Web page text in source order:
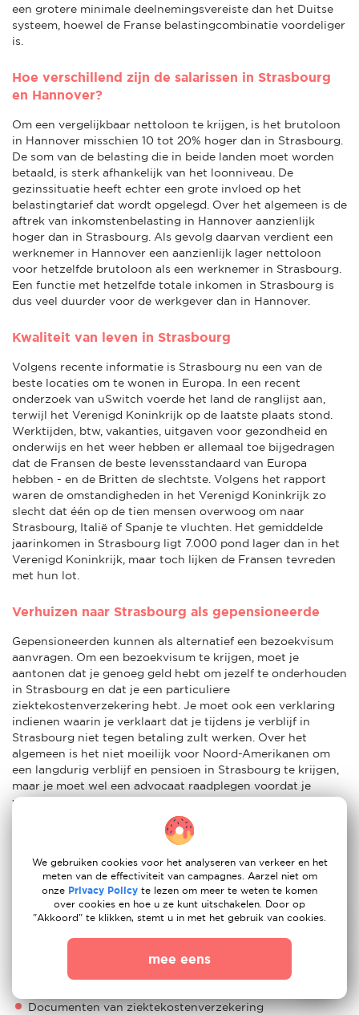
een grotere minimale deelnemingsvereiste dan het Duitse
systeem, hoewel de Franse belastingcombinatie voordeliger
is.
Hoe verschillend zijn de salarissen in Strasbourg
en Hannover?
Om een vergelijkbaar nettoloon te krijgen, is het brutoloon
in Hannover misschien 10 tot 20% hoger dan in Strasbourg.
De som van de belasting die in beide landen moet worden
betaald, is sterk afhankelijk van het loonniveau. De
gezinssituatie heeft echter een grote invloed op het
belastingtarief dat wordt opgelegd. Over het algemeen is de
aftrek van inkomstenbelasting in Hannover aanzienlijk
hoger dan in Strasbourg. Als gevolg daarvan verdient een
werknemer in Hannover een aanzienlijk lager nettoloon
voor hetzelfde brutoloon als een werknemer in Strasbourg.
Een functie met hetzelfde totale inkomen in Strasbourg is
dus veel duurder voor de werkgever dan in Hannover.
Kwaliteit van leven in Strasbourg
Volgens recente informatie is Strasbourg nu een van de
beste locaties om te wonen in Europa. In een recent
onderzoek van uSwitch voerde het land de ranglijst aan,
terwijl het Verenigd Koninkrijk op de laatste plaats stond.
Werktijden, btw, vakanties, uitgaven voor gezondheid en
onderwijs en het weer hebben er allemaal toe bijgedragen
dat de Fransen de beste levensstandaard van Europa
hebben - en de Britten de slechtste. Volgens het rapport
waren de omstandigheden in het Verenigd Koninkrijk zo
slecht dat één op de tien mensen overwoog om naar
Strasbourg, Italië of Spanje te vluchten. Het gemiddelde
jaarinkomen in Strasbourg ligt 7.000 pond lager dan in het
Verenigd Koninkrijk, maar toch lijken de Fransen tevreden
met hun lot.
Verhuizen naar Strasbourg als gepensioneerde
Gepensioneerden kunnen als alternatief een bezoekvisum
aanvragen. Om een bezoekvisum te krijgen, moet je
aantonen dat je genoeg geld hebt om jezelf te onderhouden
in Strasbourg en dat je een particuliere
ziektekostenverzekering hebt. Je moet ook een verklaring
indienen waarin je verklaart dat je tijdens je verblijf in
Strasbourg niet tegen betaling zult werken. Over het
algemeen is het niet moeilijk voor Noord-Amerikanen om
een langdurig verblijf en pensioen in Strasbourg te krijgen,
maar je moet wel een advocaat raadplegen voordat je
voorbereidingen treft. Er is veel documentatie nodig, en de
huidige benodigdheden zijn:
Een paspoort dat is ondertekend en nog drie maanden
geldig is na de laatste dag van het verblijf
Een pasfoto die op het formulier is geplakt/geplakt
Een geldig paspoort
Een ondertekend en leesbaar ingevuld aanvraagformulier
Documenten van ziektekostenverzekering
We gebruiken cookies voor het analyseren van verkeer en het
meten van de effectiviteit van campagnes. Aarzel niet om
onze Privacy Policy te lezen om meer te weten te komen
over cookies en hoe u ze kunt uitschakelen. Door op
"Akkoord" te klikken, stemt u in met het gebruik van cookies.
mee eens